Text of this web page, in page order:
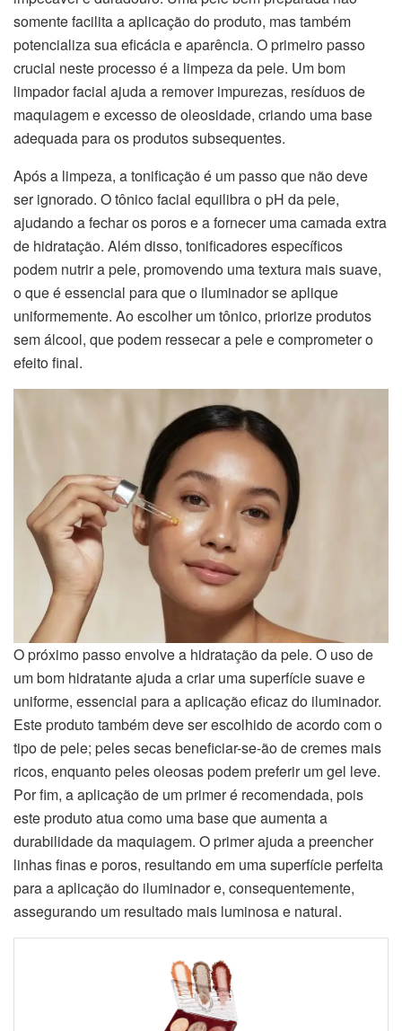
somente facilita a aplicação do produto, mas também
potencializa sua eficácia e aparência. O primeiro passo
crucial neste processo é a limpeza da pele. Um bom
limpador facial ajuda a remover impurezas, resíduos de
maquiagem e excesso de oleosidade, criando uma base
adequada para os produtos subsequentes.
Após a limpeza, a tonificação é um passo que não deve
ser ignorado. O tônico facial equilibra o pH da pele,
ajudando a fechar os poros e a fornecer uma camada extra
de hidratação. Além disso, tonificadores específicos
podem nutrir a pele, promovendo uma textura mais suave,
o que é essencial para que o iluminador se aplique
uniformemente. Ao escolher um tônico, priorize produtos
sem álcool, que podem ressecar a pele e comprometer o
efeito final.
O próximo passo envolve a hidratação da pele. O uso de
um bom hidratante ajuda a criar uma superfície suave e
uniforme, essencial para a aplicação eficaz do iluminador.
Este produto também deve ser escolhido de acordo com o
tipo de pele; peles secas beneficiar-se-ão de cremes mais
ricos, enquanto peles oleosas podem preferir um gel leve.
Por fim, a aplicação de um primer é recomendada, pois
este produto atua como uma base que aumenta a
durabilidade da maquiagem. O primer ajuda a preencher
linhas finas e poros, resultando em uma superfície perfeita
para a aplicação do iluminador e, consequentemente,
assegurando um resultado mais luminosa e natural.